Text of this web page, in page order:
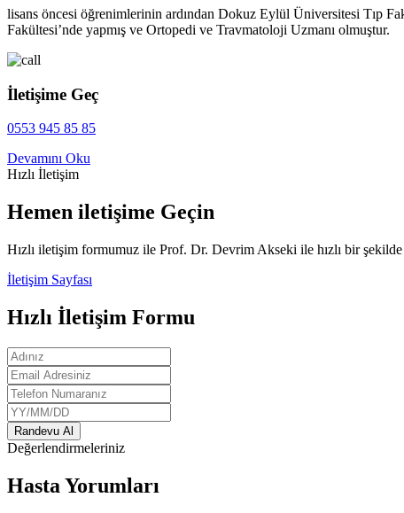
lisans öncesi öğrenimlerinin ardından Dokuz Eylül Üniversitesi Tıp
Fakültesi’nde yapmış ve Ortopedi ve Travmatoloji Uzmanı olmuştur.
İletişime Geç
0553 945 85 85
Devamını Oku
Hızlı İletişim
Hemen iletişime Geçin
Hızlı iletişim formumuz ile Prof. Dr. Devrim Akseki ile hızlı bir
İletişim Sayfası
Hızlı İletişim Formu
Randevu Al
Değerlendirmeleriniz
Hasta Yorumları